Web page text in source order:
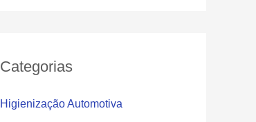
Categorias
Higienização Automotiva